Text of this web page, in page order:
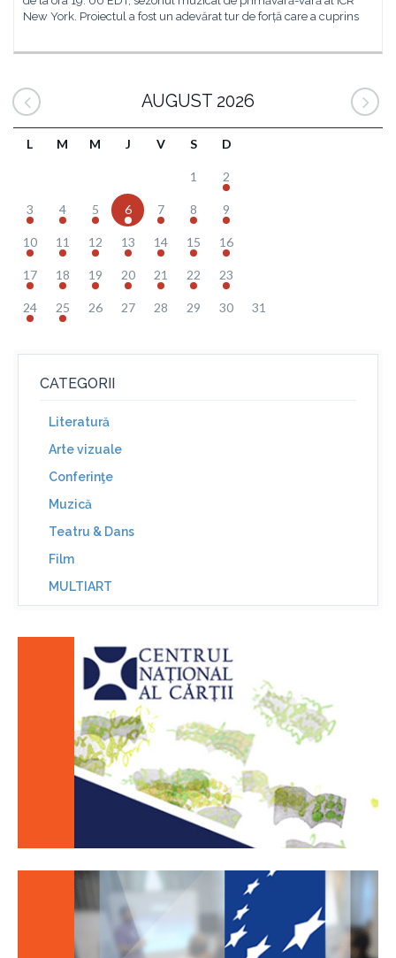
New York. Proiectul a fost un adevărat tur de forță care a cuprins
AUGUST 2026
L M M J V S D
1 2
3 4 5 6 7 8 9
10 11 12 13 14 15 16
17 18 19 20 21 22 23
24 25 26 27 28 29 30 31
CATEGORII
Literatură
Arte vizuale
Conferinţe
Muzică
Teatru & Dans
Film
MULTIART